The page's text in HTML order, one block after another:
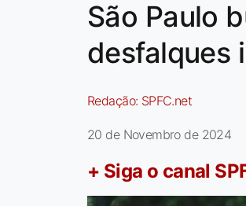
São Paulo
desfalques
Redação: SPFC.net
20 de Novembro de 2024
+ Siga o canal